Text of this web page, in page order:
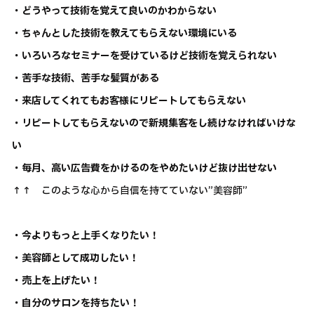
・どうやって技術を覚えて良いのかわからない
・ちゃんとした技術を教えてもらえない環境にいる
・いろいろなセミナーを受けているけど技術を覚えられない
・苦手な技術、苦手な髪質がある
・来店してくれてもお客様にリピートしてもらえない
・リピートしてもらえないので新規集客をし続けなければいけな
い
・毎月、高い広告費をかけるのをやめたいけど抜け出せない
↑↑ このような心から自信を持てていない”美容師”
・今よりもっと上手くなりたい！
・美容師として成功したい！
・売上を上げたい！
・自分のサロンを持ちたい！